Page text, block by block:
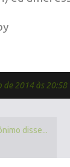
de 2014 às 20:58
disse...